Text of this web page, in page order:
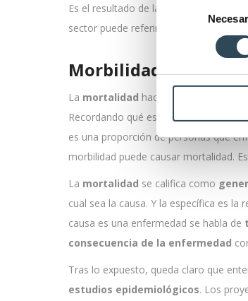
consentimiento
Es el resultado de la incidencia y
sector puede referirse a la
Morbilidad y
La mortalidad hace referencia a
Recordando qué es morbilidad,
es una proporción de personas que
morbilidad puede causar mortalidad.
La mortalidad se califica como
cual sea la causa. Y la específica es
causa es una enfermedad se habla de
consecuencia de la enfermedad
Tras lo expuesto, queda claro que
estudios epidemiológicos. Los